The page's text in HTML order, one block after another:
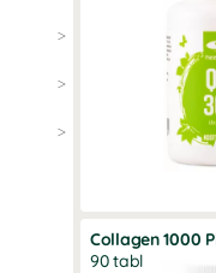
Collagen 1000
90 tabl